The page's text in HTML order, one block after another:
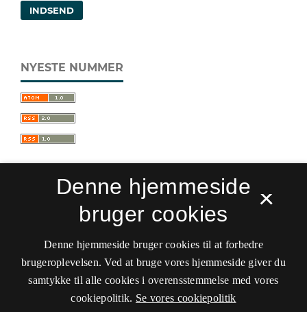
INDSEND
NYESTE NUMMER
Sprogforum. Tidsskrift for sprog- og
kulturpædagogik
ISSN 0909-9328 (Trykt)
ISSN 1399-8617 (Online)
Tilgængelighedserklæring
Det Kgl. Bibliotek
×
Denne hjemmeside
bruger cookies
Denne hjemmeside bruger cookies til at forbedre
brugeroplevelsen. Ved at bruge vores hjemmeside giver du
samtykke til alle cookies i overensstemmelse med vores
cookiepolitik. Se vores cookiepolitik